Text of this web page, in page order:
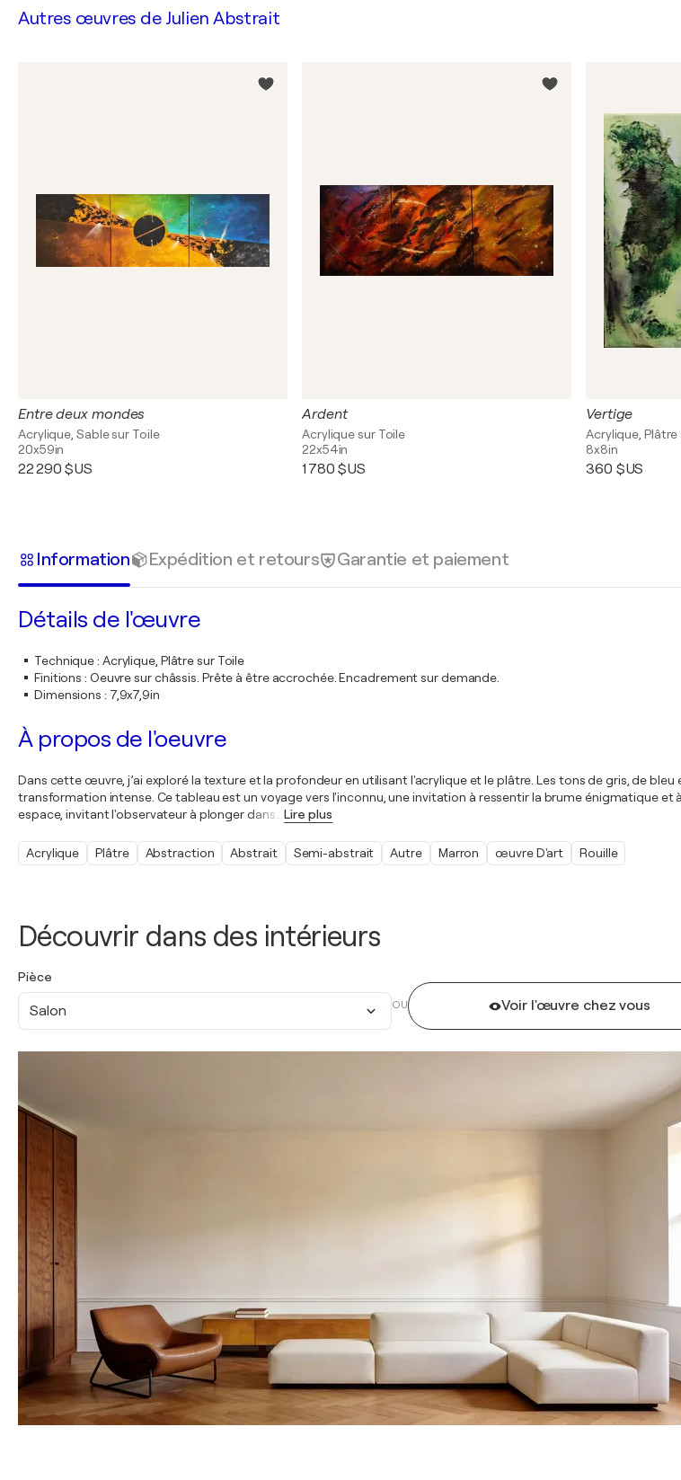
Découvrir dans des intérieurs
Pièce
Salon OU Voir l'œuvre chez vous
Autres œuvres de Julien Abstrait
Entre deux mondes
Acrylique, Sable sur Toile
20x59in
22 290 $US
Ardent
Acrylique sur Toile
22x54in
1 780 $US
Vertige
Acrylique, Plâtre
8x8in
360 $US
Information Expédition et retours Garantie et paiement
Détails de l'œuvre
Technique: Acrylique, Plâtre sur Toile
Finitions : Oeuvre sur châssis. Prête à être accrochée. Encadrement sur demande.
Dimensions : 7,9x7,9in
À propos de l'oeuvre
Dans cette œuvre, j’ai exploré la texture et la profondeur en utilisant l'acrylique et le plâtre. Les tons de gris, de
transformation intense. Ce tableau est un voyage vers l'inconnu, une invitation à ressentir la brume énigmatique
espace, invitant l'observateur à plonger dans
Lire plus
Acrylique Plâtre Abstraction Abstrait Semi-abstrait Autre Marron œuvre D'art Rouille